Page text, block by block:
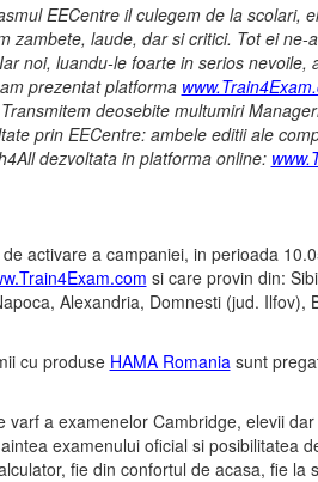
EECentre il culegem de la scolari,
zambete, laude, dar si critici. Tot ei
noi, luandu-le foarte in serios
prezentat platforma
deosebite multumiri
prin EECentre: ambele editii ale
dezvoltata in platforma online:
activare a campaniei, in perioada
si care provin din:
Alexandria, Domnesti (jud.
cu produse HAMA Romania sunt
varf a examenelor Cambridge, elevii
examenului oficial si posibilitatea
fie din confortul de acasa, fie